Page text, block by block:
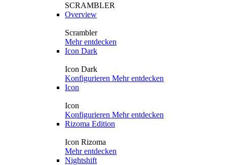
SCRAMBLER
Overview
Scrambler
Mehr entdecken
Icon Dark
Icon Dark
Konfigurieren Mehr entdecken
Icon
Icon
Konfigurieren Mehr entdecken
Rizoma Edition
Icon Rizoma
Mehr entdecken
Nightshift